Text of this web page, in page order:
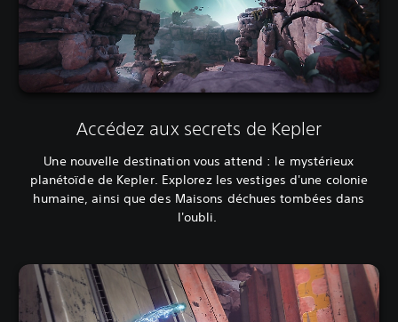
Accédez aux secrets de Kepler
Une nouvelle destination vous attend : le mystérieux
planétoïde de Kepler. Explorez les vestiges d'une colonie
humaine, ainsi que des Maisons déchues tombées dans
l'oubli.